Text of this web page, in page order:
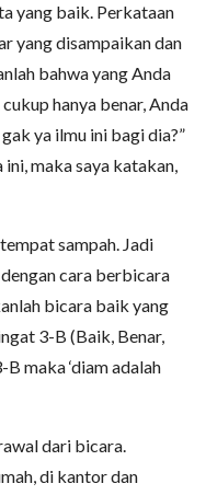
yang baik. Perkataan
yang disampaikan dan
bahwa yang Anda
hanya benar, Anda
ya ilmu ini bagi dia?”
maka saya katakan,
sampah. Jadi
cara berbicara
bicara baik yang
3-B (Baik, Benar,
maka ‘diam adalah
dari bicara.
di kantor dan